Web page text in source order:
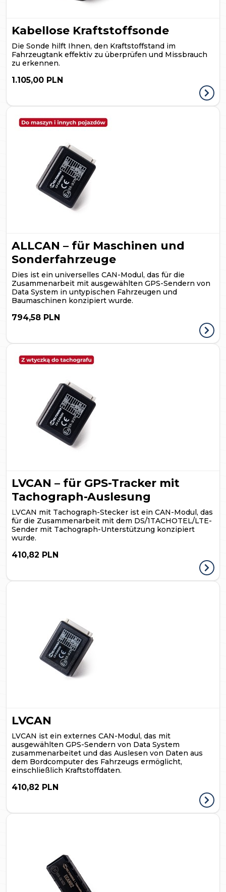
Kabellose Kraftstoffsonde
Die Sonde hilft Ihnen, den Kraftstoffstand im
Fahrzeugtank effektiv zu überprüfen und Missbrauch
zu erkennen.
1.105,00 PLN
ALLCAN – für Maschinen und
Sonderfahrzeuge
Dies ist ein universelles CAN-Modul, das für die
Zusammenarbeit mit ausgewählten GPS-Sendern von
Data System in untypischen Fahrzeugen und
Baumaschinen konzipiert wurde.
794,58 PLN
LVCAN – für GPS-Tracker mit
Tachograph-Auslesung
LVCAN mit Tachograph-Stecker ist ein CAN-Modul, das
für die Zusammenarbeit mit dem DS/1TACHOTEL/LTE-
Sender mit Tachograph-Unterstützung konzipiert
wurde.
410,82 PLN
LVCAN
LVCAN ist ein externes CAN-Modul, das mit
ausgewählten GPS-Sendern von Data System
zusammenarbeitet und das Auslesen von Daten aus
dem Bordcomputer des Fahrzeugs ermöglicht,
einschließlich Kraftstoffdaten.
410,82 PLN